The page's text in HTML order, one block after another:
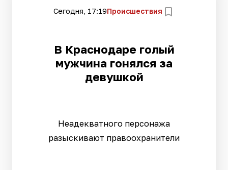
Сегодня, 17:19Происшествия
В Краснодаре голый
мужчина гонялся за
девушкой
Неадекватного персонажа
разыскивают правоохранители